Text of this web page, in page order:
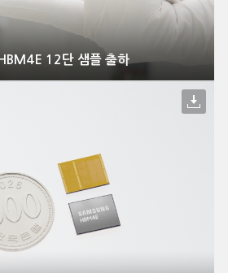
12단 샘플 출하